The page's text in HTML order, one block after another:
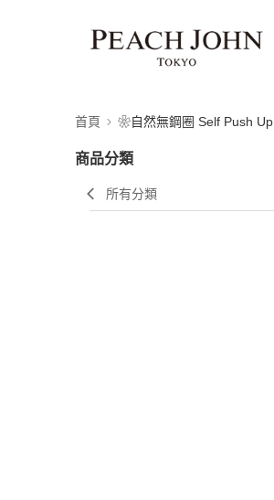
首頁 ❀自然無鋼圈 Self Push Up
商品分類
所有分類